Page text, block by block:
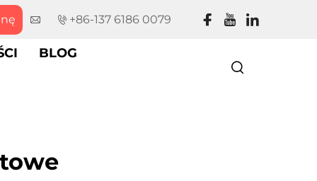
+86-137 6186 0079
BLOG